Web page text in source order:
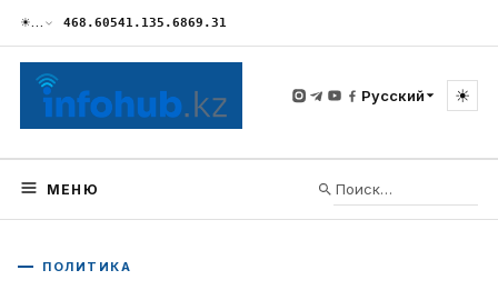
☀… 468.60541.135.6869.31
Русский ☀
МЕНЮ
ПОЛИТИКА